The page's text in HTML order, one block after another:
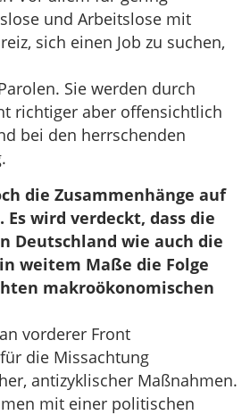
und Arbeitslose mit
sich einen Job zu suchen,
Sie werden durch
richtiger aber offensichtlich
bei den herrschenden
die Zusammenhänge auf
wird verdeckt, dass die
Deutschland wie auch die
weitem Maße die Folge
makroökonomischen
vorderer Front
die Missachtung
antizyklischer Maßnahmen.
mit einer politischen